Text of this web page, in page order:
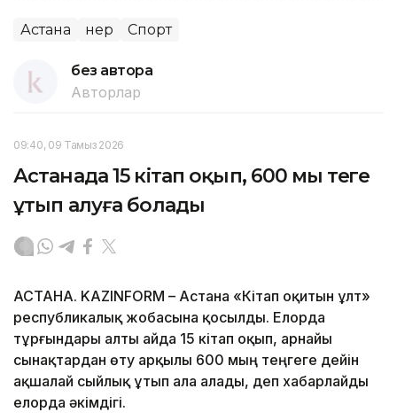
Астана Өнер Спорт
без автора
Авторлар
09:40, 09 Тамыз 2026
Астанада 15 кітап оқып, 600 мың теңге
ұтып алуға болады
АСТАНА. KAZINFORM – Астана «Кітап оқитын ұлт»
республикалық жобасына қосылды. Елорда
тұрғындары алты айда 15 кітап оқып, арнайы
сынақтардан өту арқылы 600 мың теңгеге дейін
ақшалай сыйлық ұтып ала алады, деп хабарлайды
елорда әкімдігі.